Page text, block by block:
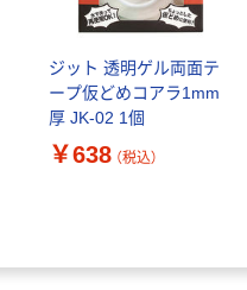
ジット 透明ゲル両面テ
ープ仮どめコアラ1mm
厚 JK-02 1個
￥638 （税込）